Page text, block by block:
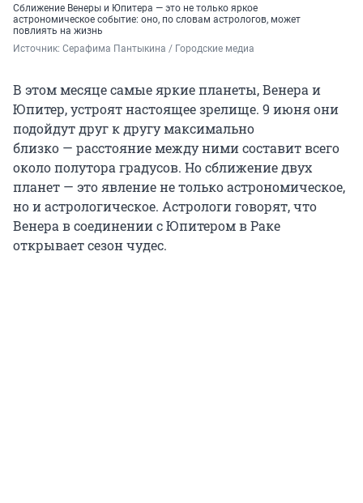
Сближение Венеры и Юпитера — это не только яркое
астрономическое событие: оно, по словам астрологов, может
повлиять на жизнь
Источник: Серафима Пантыкина / Городские медиа
В этом месяце самые яркие планеты, Венера и
Юпитер, устроят настоящее зрелище. 9 июня они
подойдут друг к другу максимально
близко — расстояние между ними составит всего
около полутора градусов. Но сближение двух
планет — это явление не только астрономическое,
но и астрологическое. Астрологи говорят, что
Венера в соединении с Юпитером в Раке
открывает сезон чудес.